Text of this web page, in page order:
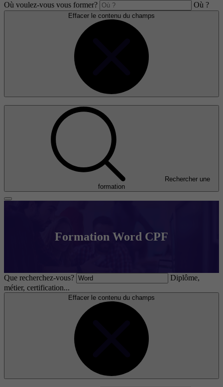
Où voulez-vous vous former? Où ?
Effacer le contenu du champs
Rechercher une
formation
Formation Word CPF
Que recherchez-vous?
Diplôme,
métier, certification...
Effacer le contenu du champs